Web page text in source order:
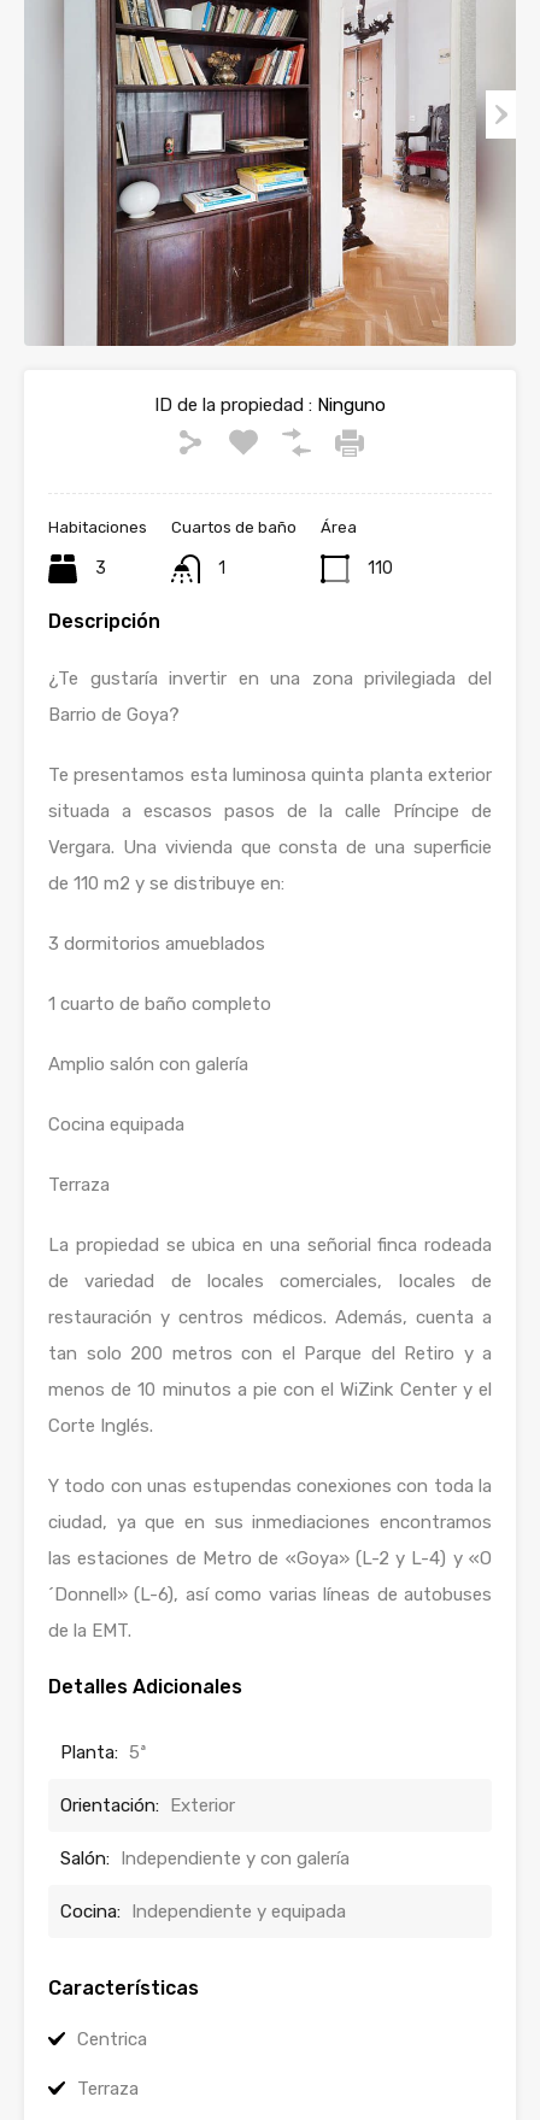
ID de la propiedad : Ninguno
Habitaciones
3
Cuartos de baño
1
Área
110
Descripción
¿Te gustaría invertir en una zona privilegiada del
Barrio de Goya?
Te presentamos esta luminosa quinta planta exterior
situada a escasos pasos de la calle Príncipe de
Vergara. Una vivienda que consta de una superficie
de 110 m2 y se distribuye en:
3 dormitorios amueblados
1 cuarto de baño completo
Amplio salón con galería
Cocina equipada
Terraza
La propiedad se ubica en una señorial finca rodeada
de variedad de locales comerciales, locales de
restauración y centros médicos. Además, cuenta a
tan solo 200 metros con el Parque del Retiro y a
menos de 10 minutos a pie con el WiZink Center y el
Corte Inglés.
Y todo con unas estupendas conexiones con toda la
ciudad, ya que en sus inmediaciones encontramos
las estaciones de Metro de «Goya» (L-2 y L-4) y «O
´Donnell» (L-6), así como varias líneas de autobuses
de la EMT.
Detalles Adicionales
Planta: 5ª
Orientación: Exterior
Salón: Independiente y con galería
Cocina: Independiente y equipada
Características
Centrica
Terraza